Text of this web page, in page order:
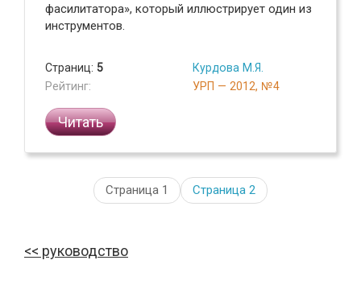
фасилитатора», который иллюстрирует один из
инструментов.
Страниц: 5
Рейтинг:
Курдова М.Я.
УРП — 2012, №4
Читать
Страница 1 Страница 2
руководство